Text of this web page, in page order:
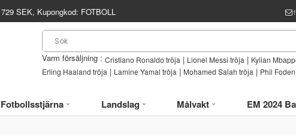
729 SEK, Kupongkod: FOTBOLL
Varm försäljning : Cristiano Ronaldo tröja | Lionel Messi tröja | Kylian
Erling Haaland tröja | Lamine Yamal tröja | Mohamed Salah tröja | Phil
Fotbollsstjärna Landslag Målvakt EM 2024